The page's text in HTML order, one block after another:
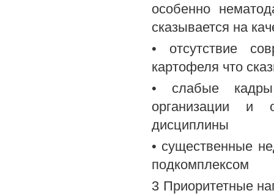
особенно
сказывается на
• отсутствие
картофеля что
• слабые
организации и
дисциплины
• существенные
подкомплексом
3 Приоритетные